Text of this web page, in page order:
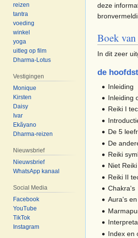
deze
Boek
In dit zeer
de
Inleiding
Inleiding
Reiki I
De 5
De
Reiki
Niet
Reiki II
Chakra's
Aura's
Index en
reizen
tantra
voeding
winkel
yoga
uitleg op film
Dharma-Lotus
Vestigingen
Monique
Kirsten
Daisy
Ivar
Ekãyano
Dharma-reizen
Nieuwsbrief
Nieuwsbrief
WhatsApp kanaal
Social Media
Facebook
YouTube
TikTok
Instagram